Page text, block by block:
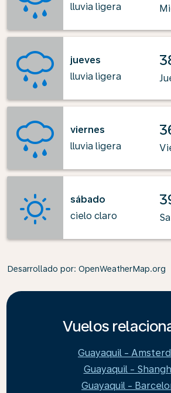
lluvia ligera
jueves
lluvia ligera
viernes
lluvia ligera
sábado
cielo claro
Desarrollado por: OpenWeatherMap.org
Vuelos
Guayaquil -
Guayaquil -
Guayaquil -